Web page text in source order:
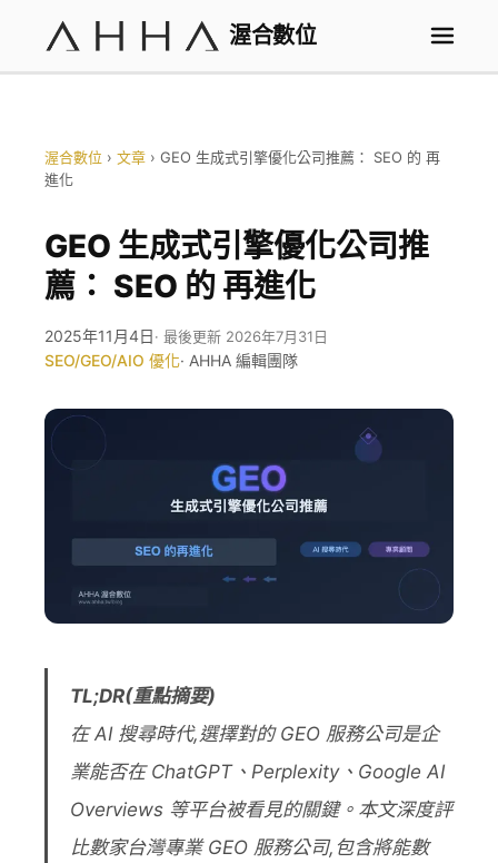
渥合數位
渥合數位 › 文章 › GEO 生成式引擎優化公司推薦： SEO 的 再
進化
GEO 生成式引擎優化公司推
薦： SEO 的 再進化
2025年11月4日· 最後更新 2026年7月31日
SEO/GEO/AIO 優化· AHHA 編輯團隊
TL;DR(重點摘要)
在 AI 搜尋時代,選擇對的 GEO 服務公司是企
業能否在 ChatGPT、Perplexity、Google AI
Overviews 等平台被看見的關鍵。本文深度評
比數家台灣專業 GEO 服務公司,包含將能數